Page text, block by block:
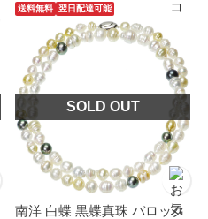
ぶり
送料無料 翌日配達可能
SOLD OUT
南洋 白蝶 黒蝶真珠 バロック